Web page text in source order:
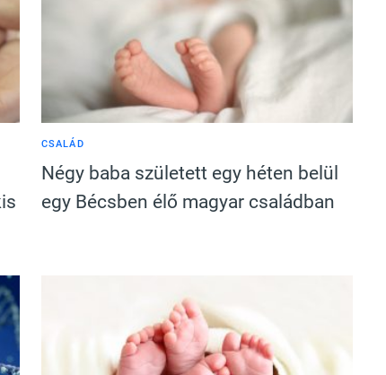
CSALÁD
Négy baba született egy héten belül
egy Bécsben élő magyar családban